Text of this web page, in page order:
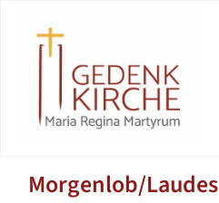
Morgenlob/Laudes